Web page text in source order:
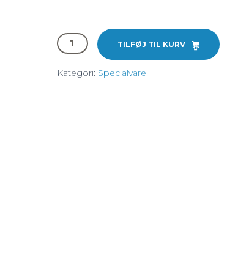
Specialvare:
Linoleum
skrivebord,
Conifer
TILFØJ TIL KURV
Kategori: Specialvare